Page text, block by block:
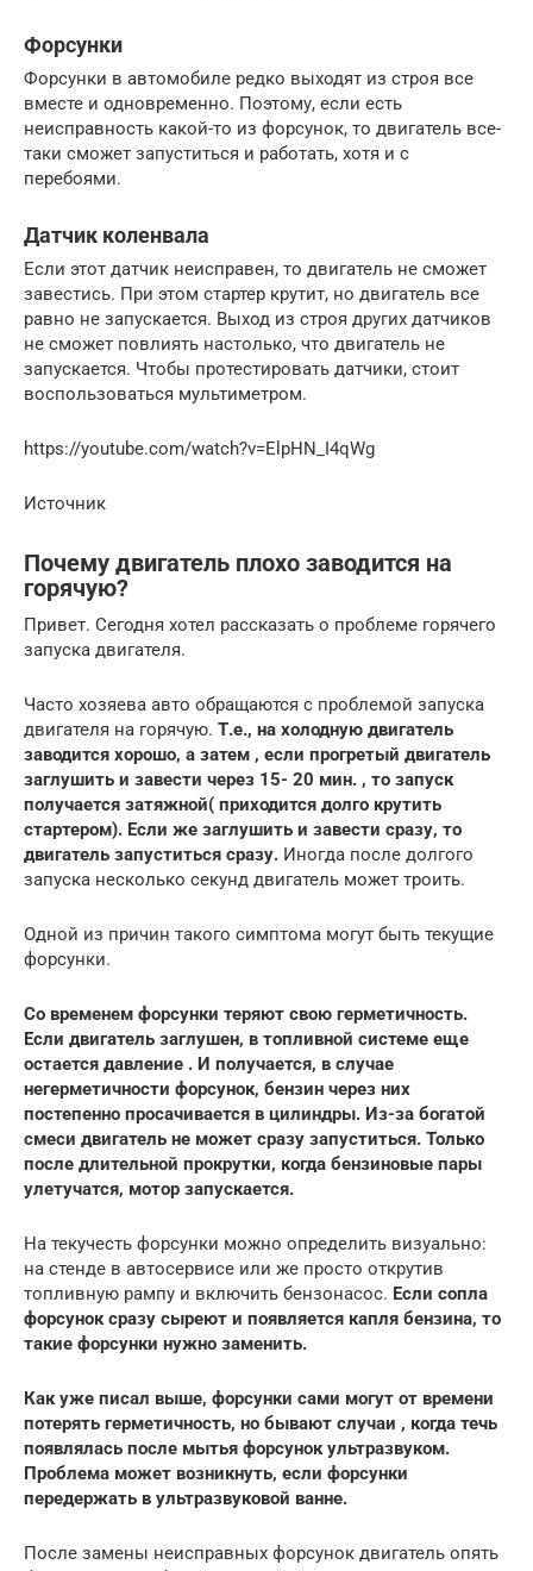
Форсунки
Форсунки в автомобиле редко выходят из строя все
вместе и одновременно. Поэтому, если есть
неисправность какой-то из форсунок, то двигатель все-
таки сможет запуститься и работать, хотя и с
перебоями.
Датчик коленвала
Если этот датчик неисправен, то двигатель не сможет
завестись. При этом стартер крутит, но двигатель все
равно не запускается. Выход из строя других датчиков
не сможет повлиять настолько, что двигатель не
запускается. Чтобы протестировать датчики, стоит
воспользоваться мультиметром.
https://youtube.com/watch?v=ElpHN_I4qWg
Источник
Почему двигатель плохо заводится на
горячую?
Привет. Сегодня хотел рассказать о проблеме горячего
запуска двигателя.
Часто хозяева авто обращаются с проблемой запуска
двигателя на горячую. Т.е., на холодную двигатель
заводится хорошо, а затем , если прогретый двигатель
заглушить и завести через 15- 20 мин. , то запуск
получается затяжной( приходится долго крутить
стартером). Если же заглушить и завести сразу, то
двигатель запуститься сразу. Иногда после долгого
запуска несколько секунд двигатель может троить.
Одной из причин такого симптома могут быть текущие
форсунки.
Со временем форсунки теряют свою герметичность.
Если двигатель заглушен, в топливной системе еще
остается давление . И получается, в случае
негерметичности форсунок, бензин через них
постепенно просачивается в цилиндры. Из-за богатой
смеси двигатель не может сразу запуститься. Только
после длительной прокрутки, когда бензиновые пары
улетучатся, мотор запускается.
На текучесть форсунки можно определить визуально:
на стенде в автосервисе или же просто открутив
топливную рампу и включить бензонасос. Если сопла
форсунок сразу сыреют и появляется капля бензина, то
такие форсунки нужно заменить.
Как уже писал выше, форсунки сами могут от времени
потерять герметичность, но бывают случаи , когда течь
появлялась после мытья форсунок ультразвуком.
Проблема может возникнуть, если форсунки
передержать в ультразвуковой ванне.
После замены неисправных форсунок двигатель опять